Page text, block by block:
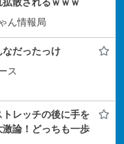
ん情報局
なだったっけ
ス
レッチの後に手を
論！どっちも一歩